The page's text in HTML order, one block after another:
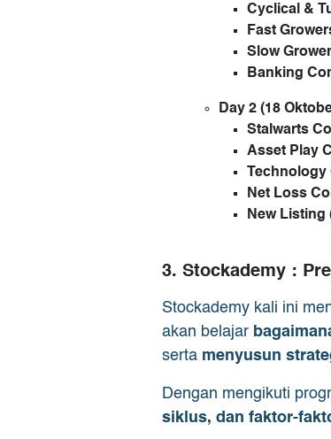
Cyclical &
Fast
Slow
Banking
Day 2 (18
Stalwarts
Asset Play
Net Loss
New Listing
3. Stockademy :
Stockademy kali ini
akan belajar
serta menyusun
Dengan mengikuti
siklus, dan faktor-